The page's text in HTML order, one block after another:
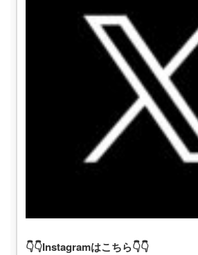
👇👇Instagramはこちら👇👇